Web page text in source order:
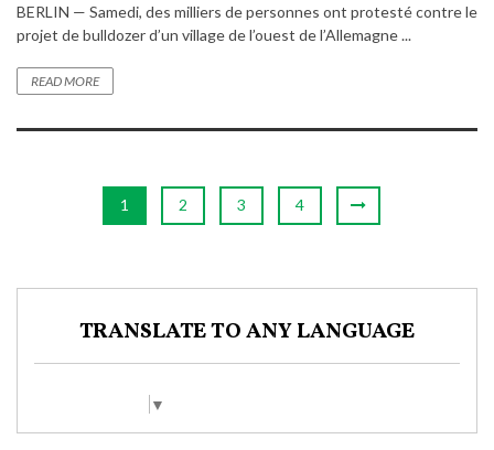
BERLIN — Samedi, des milliers de personnes ont protesté contre le
projet de bulldozer d’un village de l’ouest de l’Allemagne ...
READ MORE
1 2 3 4
TRANSLATE TO ANY LANGUAGE
▼